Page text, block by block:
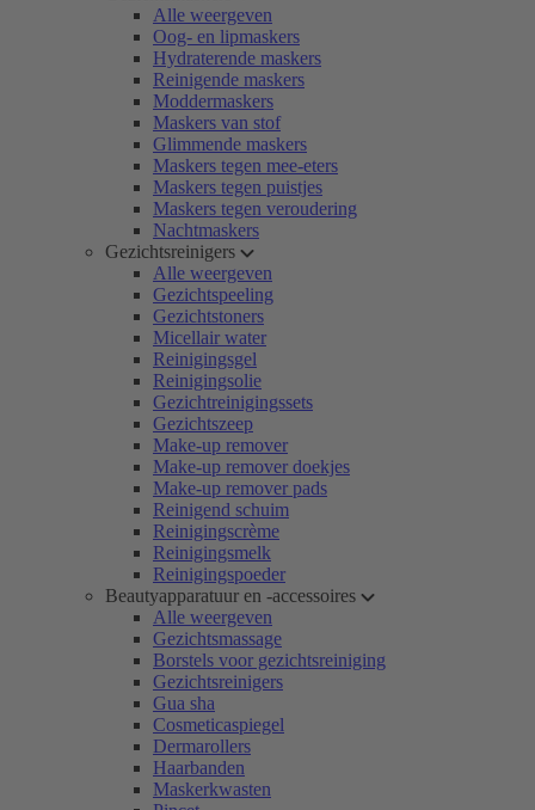
Alle weergeven
Oog- en lipmaskers
Hydraterende maskers
Reinigende maskers
Moddermaskers
Maskers van stof
Glimmende maskers
Maskers tegen mee-eters
Maskers tegen puistjes
Maskers tegen veroudering
Nachtmaskers
Gezichtsreinigers
Alle weergeven
Gezichtspeeling
Gezichtstoners
Micellair water
Reinigingsgel
Reinigingsolie
Gezichtreinigingssets
Gezichtszeep
Make-up remover
Make-up remover doekjes
Make-up remover pads
Reinigend schuim
Reinigingscrème
Reinigingsmelk
Reinigingspoeder
Beautyapparatuur en -accessoires
Alle weergeven
Gezichtsmassage
Borstels voor gezichtsreiniging
Gezichtsreinigers
Gua sha
Cosmeticaspiegel
Dermarollers
Haarbanden
Maskerkwasten